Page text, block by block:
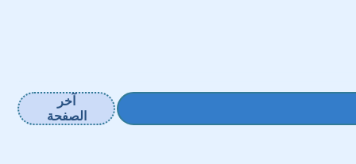
آخر
الصفحة